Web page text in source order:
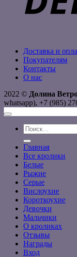
Доставка и
Покупателям
Контакты
О нас
2022 © Долина
whatsapp), +7 (985)
Искать:
Главная
Все кролики
Белые
Рыжие
Серые
Вислоухие
Короткоухие
Девочки
Мальчики
О кроликах
Отзывы
Награды
Вход